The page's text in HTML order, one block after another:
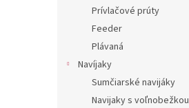
Prívlačové prúty
Feeder
Plávaná
Navíjaky
Sumčiarské navijáky
Navijaky s voľnobežkou